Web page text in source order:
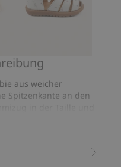
Geblümte
Sandale
Hällevik
aus weicher
Spitzenkante an den